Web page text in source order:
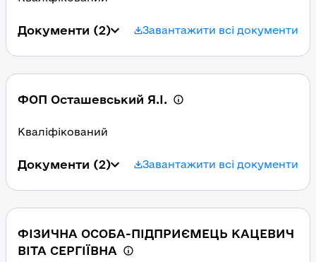
Документи (2) Завантажити всі документи
ФОП Осташевський Я.I.
Кваліфікований
Документи (2) Завантажити всі документи
ФІЗИЧНА ОСОБА-ПІДПРИЄМЕЦЬ КАЦЕВИЧ
ВІТА СЕРГІЇВНА